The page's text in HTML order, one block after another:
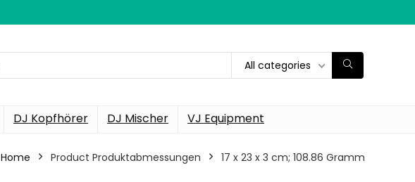
All categories
DJ Kopfhörer DJ Mischer VJ Equipment
Home Product Produktabmessungen ‎17 x 23 x 3 cm; 108.86 Gramm